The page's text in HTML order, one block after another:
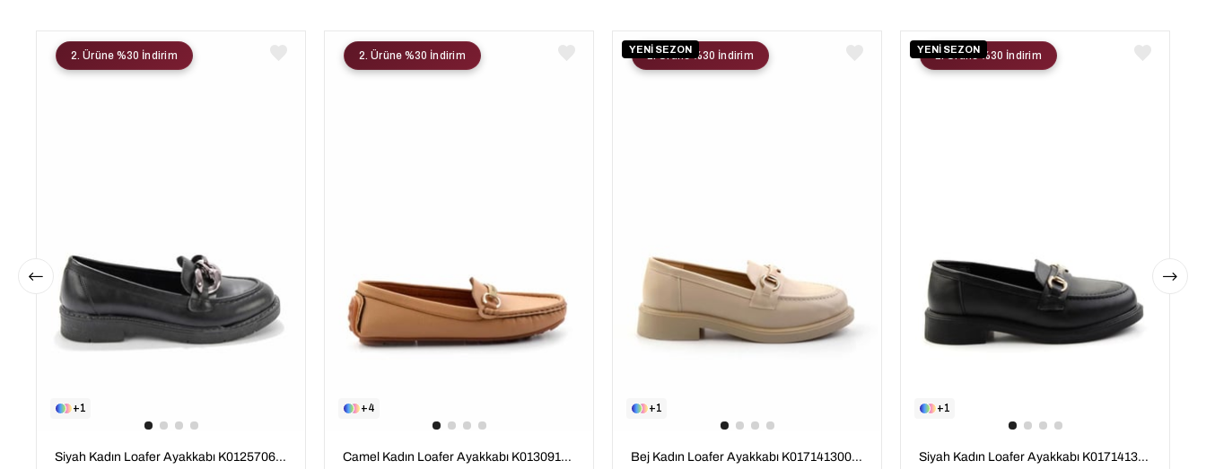
1
Siyah Kadın Loafer Ayakkabı K01257067009
2. Ürüne %30 İndirim
4
Camel Kadın Loafer Ayakkabı K01309100509
2. Ürüne %30 İndirim YENİ SEZON
1
Bej Kadın Loafer Ayakkabı K01714130009
2. Ürüne %30 İndirim YENİ SEZON
1
Siyah Kadın Loafer Ayakkabı K01714130009
2. Ürüne %30 İndirim